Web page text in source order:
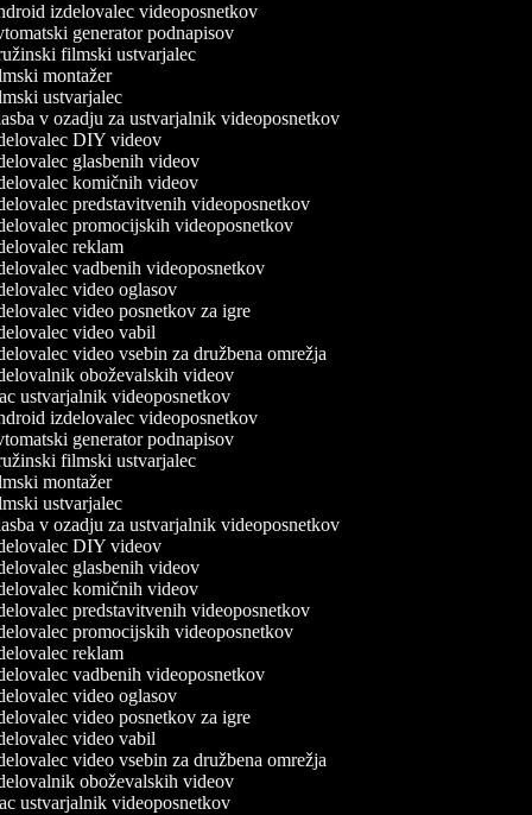
izdelovalec videoposnetkov
generator podnapisov
filmski ustvarjalec
montažer
ustvarjalec
v ozadju za ustvarjalnik videoposnetkov
DIY videov
glasbenih videov
komičnih videov
predstavitvenih videoposnetkov
promocijskih videoposnetkov
reklam
vadbenih videoposnetkov
video oglasov
video posnetkov za igre
video vabil
video vsebin za družbena omrežja
oboževalskih videov
ustvarjalnik videoposnetkov
izdelovalec videoposnetkov
generator podnapisov
filmski ustvarjalec
montažer
ustvarjalec
v ozadju za ustvarjalnik videoposnetkov
DIY videov
glasbenih videov
komičnih videov
predstavitvenih videoposnetkov
promocijskih videoposnetkov
reklam
vadbenih videoposnetkov
video oglasov
video posnetkov za igre
video vabil
video vsebin za družbena omrežja
oboževalskih videov
ustvarjalnik videoposnetkov